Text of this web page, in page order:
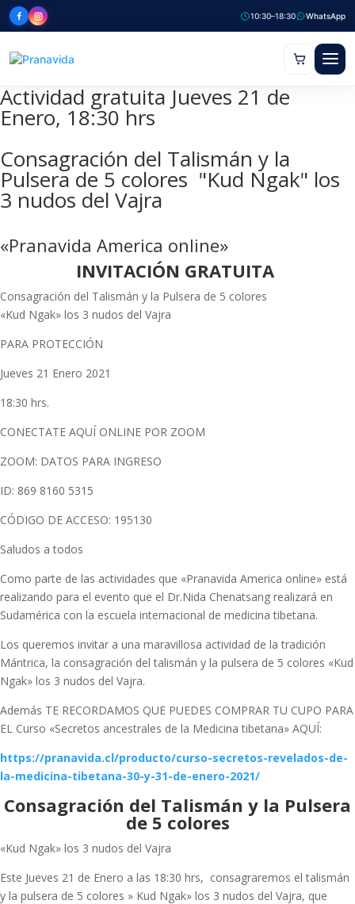
10:30–18:30 WhatsApp
Actividad gratuita Jueves 21 de
Enero, 18:30 hrs
Consagración del Talismán y la
Pulsera de 5 colores "Kud Ngak" los
3 nudos del Vajra
«Pranavida America online»
INVITACIÓN GRATUITA
Consagración del Talismán y la Pulsera de 5 colores
«Kud Ngak» los 3 nudos del Vajra
PARA PROTECCIÓN
Jueves 21 Enero 2021
18:30 hrs.
CONECTATE AQUÍ ONLINE POR ZOOM
ZOOM: DATOS PARA INGRESO
ID: 869 8160 5315
CÓDIGO DE ACCESO: 195130
Saludos a todos
Como parte de las actividades que «Pranavida America online» está
realizando para el evento que el Dr.Nida Chenatsang realizará en
Sudamérica con la escuela internacional de medicina tibetana.
Los queremos invitar a una maravillosa actividad de la tradición
Mántrica, la consagración del talismán y la pulsera de 5 colores «Kud
Ngak» los 3 nudos del Vajra.
Además TE RECORDAMOS QUE PUEDES COMPRAR TU CUPO PARA
EL Curso «Secretos ancestrales de la Medicina tibetana» AQUÍ:
https://pranavida.cl/producto/curso-secretos-revelados-de-
la-medicina-tibetana-30-y-31-de-enero-2021/
Consagración del Talismán y la Pulsera
de 5 colores
«Kud Ngak» los 3 nudos del Vajra
Este Jueves 21 de Enero a las 18:30 hrs, consagraremos el talismán
y la pulsera de 5 colores » Kud Ngak» los 3 nudos del Vajra, que